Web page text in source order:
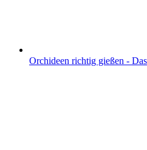
Orchideen richtig gießen -